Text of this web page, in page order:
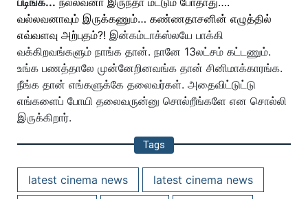
வல்லவனாவும் இருக்கணும்… கண்ணதாசனின் எழுத்தில்
எவ்வளவு அற்புதம்?! இன்கம்டாக்ஸ்லயே பாக்கி
வக்கிறவங்களும் நாங்க தான். நானே 13லட்சம் கட்டணும்.
உங்க பணத்தாலே முன்னேறினவங்க தான் சினிமாக்காரங்க.
நீங்க தான் எங்களுக்கே தலைவர்கள். அதைவிட்டுட்டு
எங்களைப் போயி தலைவருன்னு சொல்றீங்களே என சொல்லி
இருக்கிறார்.
Tags
latest cinema news
latest cinema news